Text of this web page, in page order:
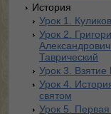
История
Урок 1.
Урок 2.
Таврический
Урок 3. Взятие
Урок 4.
святом
Урок 5.